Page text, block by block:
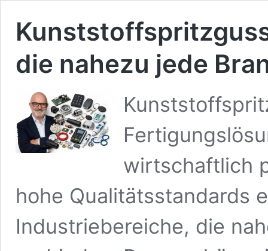
die nahezu jede
wirtschaftlich
hohe Qualitätsstandards
Industriebereiche, die